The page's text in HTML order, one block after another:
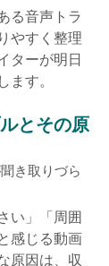
る音声トラ
やすく整理
ターが明日
ます。
とその原
き取りづら
い」「周囲
感じる動画
原因は、収